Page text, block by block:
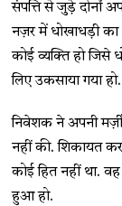
संपत्ति से जुड़े दोनों
नज़र में धोखाधड़ी का
कोई व्यक्ति हो जिसे
लिए उकसाया गया
निवेशक ने अपनी
नहीं की. शिकायत
कोई हित नहीं था.
हुआ हो.